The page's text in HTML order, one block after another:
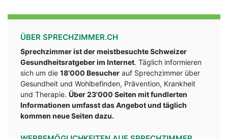
ÜBER SPRECHZIMMER.CH
Sprechzimmer ist der meistbesuchte Schweizer
Gesundheitsratgeber im Internet. Täglich informieren
sich um die 18'000 Besucher auf Sprechzimmer über
Gesundheit und Wohlbefinden, Prävention, Krankheit
und Therapie. Über 23'000 Seiten mit fundlerten
Informationen umfasst das Angebot und täglich
kommen neue Seiten dazu.